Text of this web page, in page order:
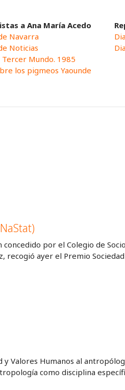
a Ana María Acedo
Navarra
Noticias
Tercer Mundo. 1985
los pigmeos Yaounde
por el Colegio de
recogió ayer el Premio
Valores Humanos al
como disciplina